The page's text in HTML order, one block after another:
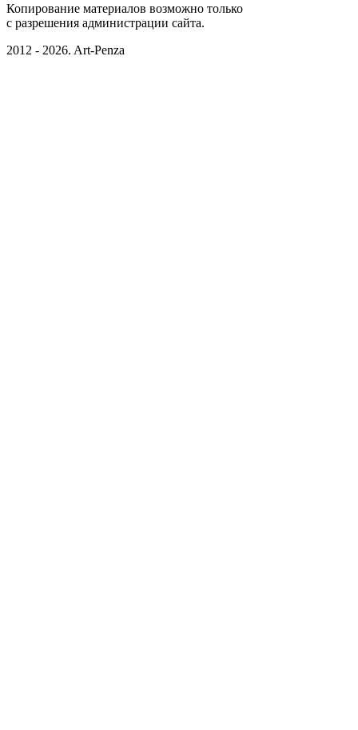
Копирование материалов возможно только
c разрешения администрации сайта.
2012 - 2026. Art-Penza